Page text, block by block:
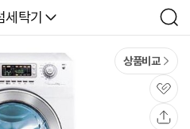
와
세탁기
검
색
상품비교
관
심